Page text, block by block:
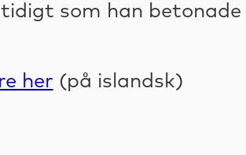
som han
her (på islandsk)